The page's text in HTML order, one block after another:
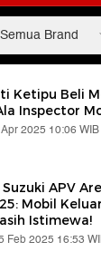
Ketipu Beli
Inspector
2025 10:06 WIB
APV
Mobil
Istimewa!
Feb 2025 16:53